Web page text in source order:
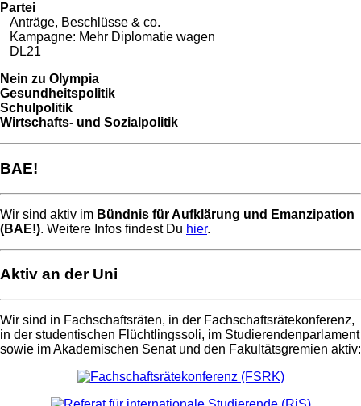
Partei
Anträge, Beschlüsse & co.
Kampagne: Mehr Diplomatie wagen
DL21
Nein zu Olympia
Gesundheitspolitik
Schulpolitik
Wirtschafts- und Sozialpolitik
BAE!
Wir sind aktiv im Bündnis für Aufklärung und Emanzipation
(BAE!). Weitere Infos findest Du hier.
Aktiv an der Uni
Wir sind in Fachschaftsräten, in der Fachschaftsrätekonferenz,
in der studentischen Flüchtlingssoli, im Studierendenparlament
sowie im Akademischen Senat und den Fakultätsgremien aktiv: